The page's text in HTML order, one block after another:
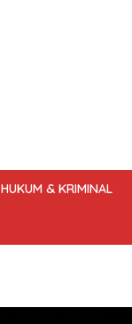
HUKUM & KRIMINAL